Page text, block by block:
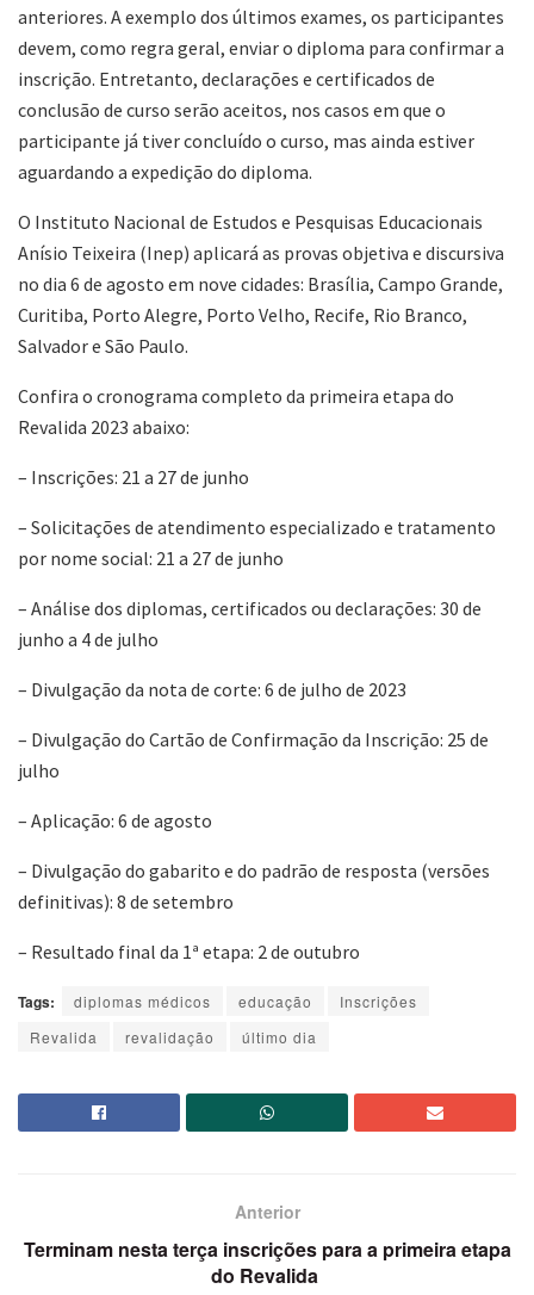
anteriores. A exemplo dos últimos exames, os participantes
devem, como regra geral, enviar o diploma para confirmar a
inscrição. Entretanto, declarações e certificados de
conclusão de curso serão aceitos, nos casos em que o
participante já tiver concluído o curso, mas ainda estiver
aguardando a expedição do diploma.
O Instituto Nacional de Estudos e Pesquisas Educacionais
Anísio Teixeira (Inep) aplicará as provas objetiva e discursiva
no dia 6 de agosto em nove cidades: Brasília, Campo Grande,
Curitiba, Porto Alegre, Porto Velho, Recife, Rio Branco,
Salvador e São Paulo.
Confira o cronograma completo da primeira etapa do
Revalida 2023 abaixo:
– Inscrições: 21 a 27 de junho
– Solicitações de atendimento especializado e tratamento
por nome social: 21 a 27 de junho
– Análise dos diplomas, certificados ou declarações: 30 de
junho a 4 de julho
– Divulgação da nota de corte: 6 de julho de 2023
– Divulgação do Cartão de Confirmação da Inscrição: 25 de
julho
– Aplicação: 6 de agosto
– Divulgação do gabarito e do padrão de resposta (versões
definitivas): 8 de setembro
– Resultado final da 1ª etapa: 2 de outubro
Tags: diplomas médicos educação
Inscrições
Revalida
revalidação último dia
Anterior
Terminam nesta terça inscrições para a primeira etapa
do Revalida